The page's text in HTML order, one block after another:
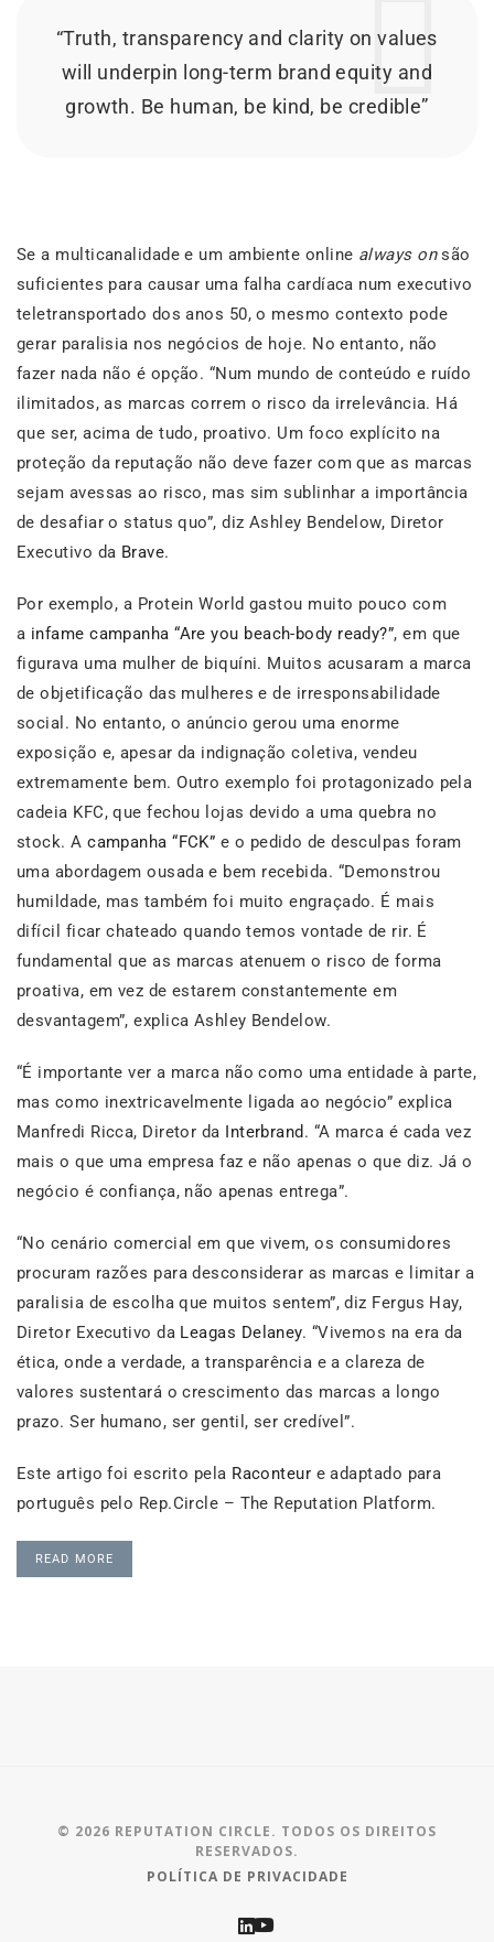
“Truth, transparency and clarity on values
will underpin long-term brand equity and
growth. Be human, be kind, be credible”
Se a multicanalidade e um ambiente online always onsão
suficientes para causar uma falha cardíaca num executivo
teletransportado dos anos 50, o mesmo contexto pode
gerar paralisia nos negócios de hoje. No entanto, não
fazer nada não é opção. “Num mundo de conteúdo e ruído
ilimitados, as marcas correm o risco da irrelevância. Há
que ser, acima de tudo, proativo. Um foco explícito na
proteção da reputação não deve fazer com que as marcas
sejam avessas ao risco, mas sim sublinhar a importância
de desafiar o status quo”, diz Ashley Bendelow, Diretor
Executivo da Brave.
Por exemplo, a Protein World gastou muito pouco com
a infame campanha “Are you beach-body ready?”, em que
figurava uma mulher de biquíni. Muitos acusaram a marca
de objetificação das mulheres e de irresponsabilidade
social. No entanto, o anúncio gerou uma enorme
exposição e, apesar da indignação coletiva, vendeu
extremamente bem. Outro exemplo foi protagonizado pela
cadeia KFC, que fechou lojas devido a uma quebra no
stock. Acampanha “FCK” e o pedido de desculpas foram
uma abordagem ousada e bem recebida. “Demonstrou
humildade, mas também foi muito engraçado. É mais
difícil ficar chateado quando temos vontade de rir. É
fundamental que as marcas atenuem o risco de forma
proativa, em vez de estarem constantemente em
desvantagem”, explica Ashley Bendelow.
“É importante ver a marca não como uma entidade à parte,
mas como inextricavelmente ligada ao negócio” explica
Manfredi Ricca, Diretor da Interbrand . “A marca é cada vez
mais o que uma empresa faz e não apenas o que diz. Já o
negócio é confiança, não apenas entrega”.
“No cenário comercial em que vivem, os consumidores
procuram razões para desconsiderar as marcas e limitar a
paralisia de escolha que muitos sentem”, diz Fergus Hay,
Diretor Executivo da Leagas Delaney. “Vivemos na era da
ética, onde a verdade, a transparência e a clareza de
valores sustentará o crescimento das marcas a longo
prazo. Ser humano, ser gentil, ser credível”.
Este artigo foi escrito pela Raconteur e adaptado para
português pelo Rep.Circle – The Reputation Platform.
READ MORE
© 2026 REPUTATION CIRCLE. TODOS OS DIREITOS
RESERVADOS.
POLÍTICA DE PRIVACIDADE